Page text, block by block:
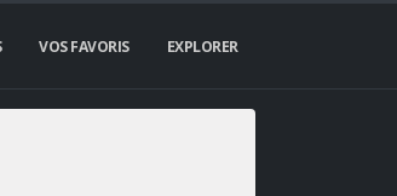
VOS FAVORIS EXPLORER